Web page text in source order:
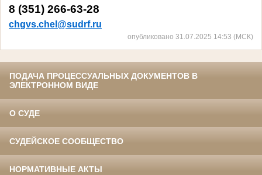
8 (351) 266-63-28
chgvs.chel@sudrf.ru
опубликовано 31.07.2025 14:53 (МСК)
ПОДАЧА ПРОЦЕССУАЛЬНЫХ ДОКУМЕНТОВ В
ЭЛЕКТРОННОМ ВИДЕ
О СУДЕ
СУДЕЙСКОЕ СООБЩЕСТВО
НОРМАТИВНЫЕ АКТЫ